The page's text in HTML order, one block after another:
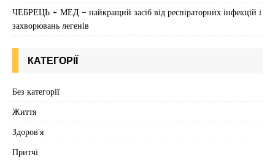
ЧЕБРЕЦЬ + МЕД – найкращий засіб від респіраторних інфекцій і
захворювань легенів
КАТЕГОРІЇ
Без категорії
Життя
Здоров'я
Притчі